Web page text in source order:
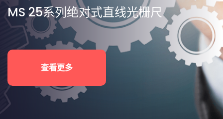
MS 25系列绝对式直线光栅尺
查看更多